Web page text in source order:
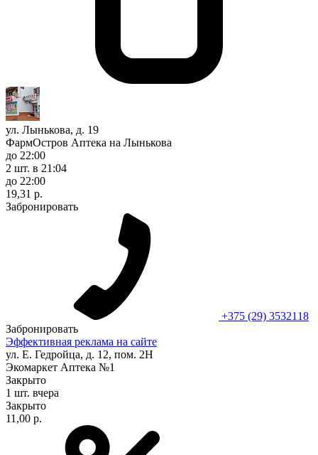
ул. Лынькова, д. 19
ФармОстров Аптека на Лынькова
до 22:00
2 шт. в 21:04
до 22:00
19,31 р.
Забронировать
+375 (29) 3532118
Забронировать
Эффективная реклама на сайте
ул. Е. Гедройца, д. 12, пом. 2Н
Экомаркет Аптека №1
Закрыто
1 шт. вчера
Закрыто
11,00 р.